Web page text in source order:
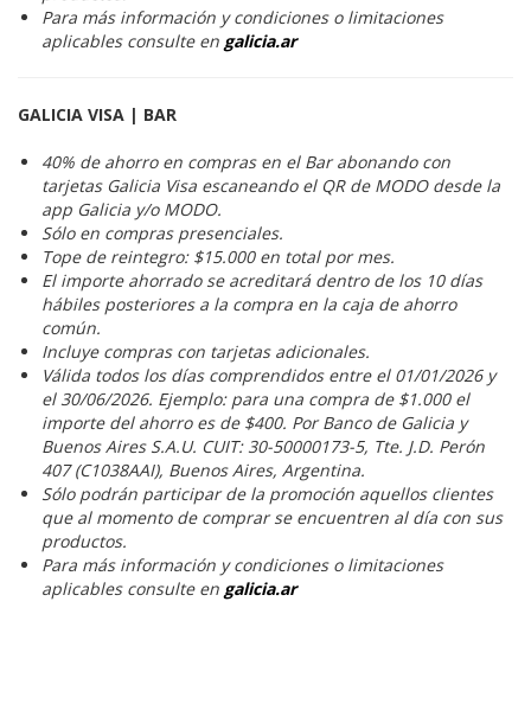
Para más información y condiciones o limitaciones
aplicables consulte en galicia.ar
GALICIA VISA | BAR
40% de ahorro en compras en el Bar abonando con
tarjetas Galicia Visa escaneando el QR de MODO desde la
app Galicia y/o MODO.
Sólo en compras presenciales.
Tope de reintegro: $15.000 en total por mes.
El importe ahorrado se acreditará dentro de los 10 días
hábiles posteriores a la compra en la caja de ahorro
común.
Incluye compras con tarjetas adicionales.
Válida todos los días comprendidos entre el 01/01/2026 y
el 30/06/2026. Ejemplo: para una compra de $1.000 el
importe del ahorro es de $400. Por Banco de Galicia y
Buenos Aires S.A.U. CUIT: 30-50000173-5, Tte. J.D. Perón
407 (C1038AAI), Buenos Aires, Argentina.
Sólo podrán participar de la promoción aquellos clientes
que al momento de comprar se encuentren al día con sus
productos.
Para más información y condiciones o limitaciones
aplicables consulte en galicia.ar